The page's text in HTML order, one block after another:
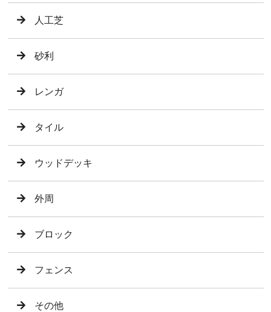
人工芝
砂利
レンガ
タイル
ウッドデッキ
外周
ブロック
フェンス
その他